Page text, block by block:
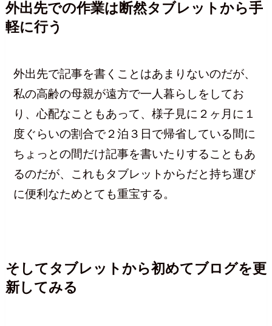
外出先での作業は断然タブレットから手
軽に行う
外出先で記事を書くことはあまりないのだが、
私の高齢の母親が遠方で一人暮らしをしてお
り、心配なこともあって、様子見に２ヶ月に１
度ぐらいの割合で２泊３日で帰省している間に
ちょっとの間だけ記事を書いたりすることもあ
るのだが、これもタブレットからだと持ち運び
に便利なためとても重宝する。
そしてタブレットから初めてブログを更
新してみる